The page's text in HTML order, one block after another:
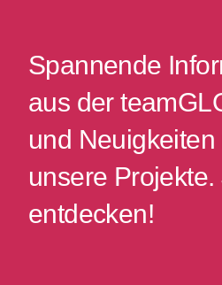
Spannende
aus der
und Neuigkeiten
unsere Projekte.
entdecken!